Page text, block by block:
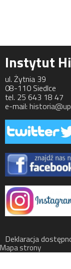
ul.
08-110 Siedlce
tel. 25 643 18 47
e-mail:
Deklaracja
Mapa strony